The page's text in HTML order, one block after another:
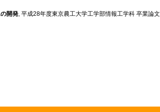
開発, 平成28年度東京農工大学工学部情報工学科 卒業論文